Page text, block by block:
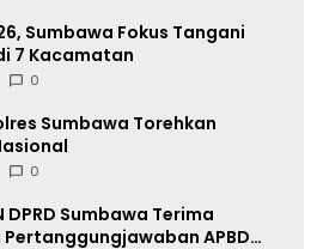
Sumbawa Fokus Tangani
7 Kacamatan
0
Sumbawa Torehkan
0
DPRD Sumbawa Terima
Pertanggungjawaban APBD